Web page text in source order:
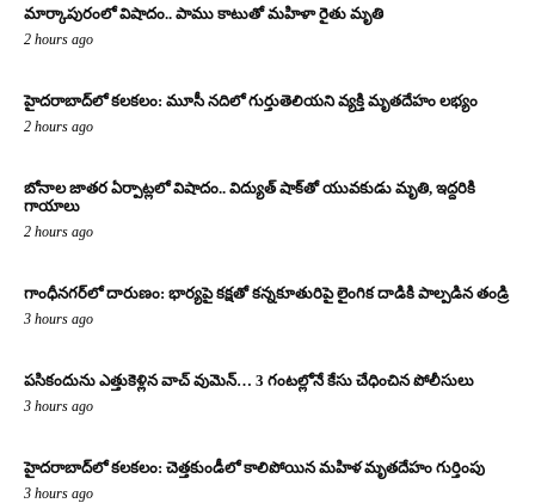
మార్కాపురంలో విషాదం.. పాము కాటుతో మహిళా రైతు మృతి
2 hours ago
హైదరాబాద్‌లో కలకలం: మూసీ నదిలో గుర్తుతెలియని వ్యక్తి మృతదేహం లభ్యం
2 hours ago
బోనాల జాతర ఏర్పాట్లలో విషాదం.. విద్యుత్ షాక్‌తో యువకుడు మృతి, ఇద్దరికి
గాయాలు
2 hours ago
గాంధీనగర్‌లో దారుణం: భార్యపై కక్షతో కన్నకూతురిపై లైంగిక దాడికి పాల్పడిన తండ్రి
3 hours ago
పసికందును ఎత్తుకెళ్లిన వాచ్ వుమెన్… 3 గంటల్లోనే కేసు చేధించిన పోలీసులు
3 hours ago
హైదరాబాద్‌లో కలకలం: చెత్తకుండీలో కాలిపోయిన మహిళ మృతదేహం గుర్తింపు
3 hours ago